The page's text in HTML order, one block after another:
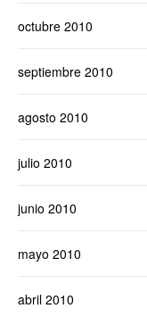
octubre 2010
septiembre 2010
agosto 2010
julio 2010
junio 2010
mayo 2010
abril 2010